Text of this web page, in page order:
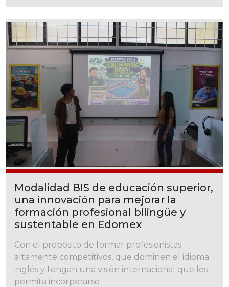
Modalidad BIS de educación superior,
una innovación para mejorar la
formación profesional bilingüe y
sustentable en Edomex
Con el propósito de formar profesionistas
altamente competitivos, que dominen el idioma
inglés y tengan una visión internacional que les
permita incorporarse